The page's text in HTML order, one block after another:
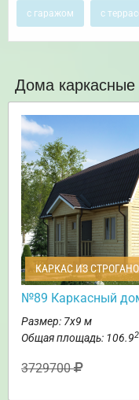
с гаражом с
Дома
КАРКАС ИЗ
№89 Каркасный
Размер: 7х9 м
Общая площадь: 106.92
3729700